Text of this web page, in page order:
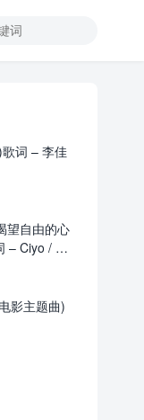
词 – 李佳
望自由的心
– Ciyo / 见
影主题曲)